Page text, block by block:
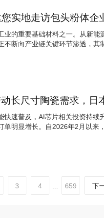
实地走访包头粉体企
业的重要基础材料之一。从新
不断向产业链关键环节渗透，其
长尺寸陶瓷需求，日
快速普及，AI芯片相关投资持
单明显增长。自2026年2月以来
3 4 659 下